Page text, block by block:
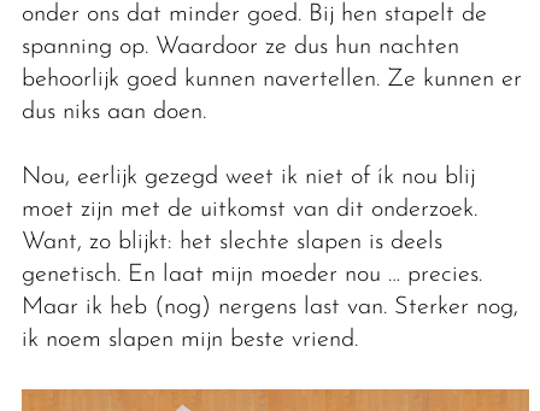
onder ons dat minder goed. Bij hen stapelt de
spanning op. Waardoor ze dus hun nachten
behoorlijk goed kunnen navertellen. Ze kunnen er
dus niks aan doen.
Nou, eerlijk gezegd weet ik niet of ík nou blij
moet zijn met de uitkomst van dit onderzoek.
Want, zo blijkt: het slechte slapen is deels
genetisch. En laat mijn moeder nou … precies.
Maar ik heb (nog) nergens last van. Sterker nog,
ik noem slapen mijn beste vriend.